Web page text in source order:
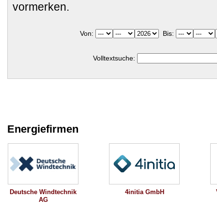
vormerken.
Von: Bis:
Volltextsuche:
Energiefirmen
Deutsche Windtechnik
AG
4initia GmbH